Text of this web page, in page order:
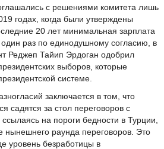
с решениями комитета лишь
годах, когда были утверждены
20 лет минимальная зарплата
раз по единодушному согласию, в
Реджеп Тайип Эрдоган одобрил
выборов, которые
системе.
заключается в том, что
садятся за стол переговоров с
на пороги бедности в Турции,
нынешнего раунда переговоров. Это
уровень безработицы в